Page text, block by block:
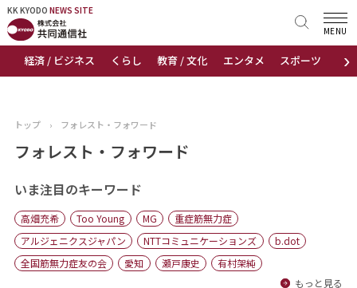
KK KYODO NEWS SITE
›
経済 / ビジネス くらし 教育 / 文化 エンタメ スポーツ 地域
MENU
KK KYODONEWS SITE
トップページ
ニュース
おすすめコンテンツ
出版物
会社概要
トップ › フォレスト・フォワード
フォレスト・フォワード
いま注目のキーワード
高畑充希 Too Young MG
重症筋無力症
アルジェニクスジャパン
NTTコミュニケーションズ
b.dot
全国筋無力症友の会
愛知 瀬戸康史
有村架純
もっと見る